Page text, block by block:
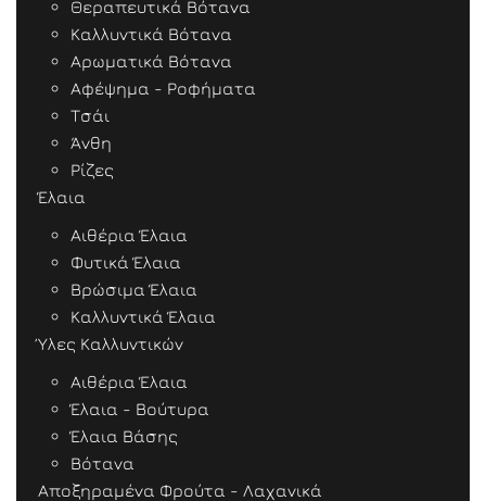
Θεραπευτικά Βότανα
Καλλυντικά Βότανα
Αρωματικά Βότανα
Αφέψημα - Ροφήματα
Τσάι
Άνθη
Ρίζες
Έλαια
Αιθέρια Έλαια
Φυτικά Έλαια
Βρώσιμα Έλαια
Καλλυντικά Έλαια
Ύλες Καλλυντικών
Αιθέρια Έλαια
Έλαια - Βούτυρα
Έλαια Βάσης
Βότανα
Αποξηραμένα Φρούτα - Λαχανικά